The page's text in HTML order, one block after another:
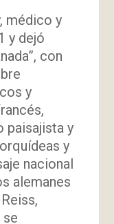
médico y
y dejó
con
y
paisajista y
y
nacional
alemanes